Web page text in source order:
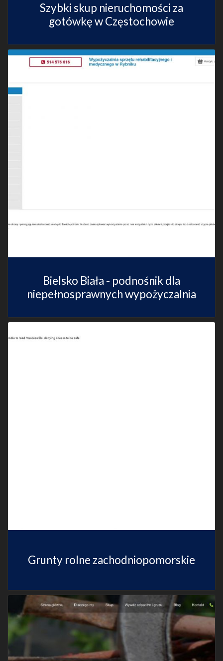
Szybki skup nieruchomości za
gotówkę w Częstochowie
Bielsko Biała - podnośnik dla
niepełnosprawnych wypożyczalnia
Grunty rolne zachodniopomorskie